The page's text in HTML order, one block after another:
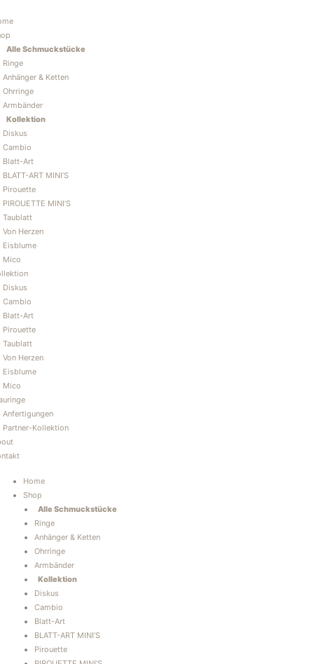
Inhalt
springen
Alle Schmuckstücke
Ringe
Anhänger & Ketten
Ohrringe
Armbänder
Kollektion
Diskus
Cambio
Blatt-Art
BLATT-ART MINI’S
Pirouette
PIROUETTE MINI’S
Taublatt
Von Herzen
Eisblume
Mico
Diskus
Cambio
Blatt-Art
Pirouette
Taublatt
Von Herzen
Eisblume
Mico
Anfertigungen
Partner-Kollektion
Home
Shop
Alle Schmuckstücke
Ringe
Anhänger & Ketten
Ohrringe
Armbänder
Kollektion
Diskus
Cambio
Blatt-Art
BLATT-ART MINI’S
Pirouette